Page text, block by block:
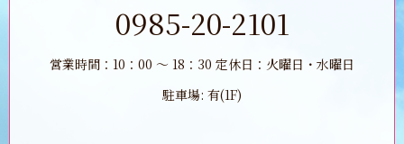
0985-20-2101
営業時間：10：00 ～ 18：30 定休日：火曜日・水曜日
駐車場: 有(1F)